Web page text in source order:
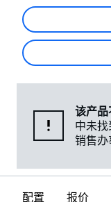
该产品
中未
销售办
配置 报价